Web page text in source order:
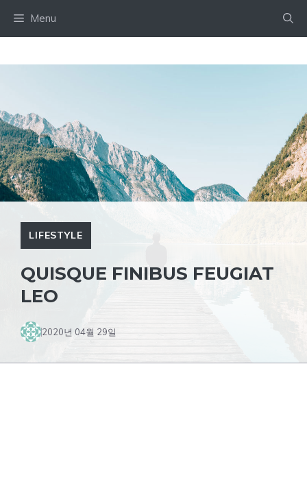
Menu
LIFESTYLE
QUISQUE FINIBUS FEUGIAT
LEO
2020년 04월 29일